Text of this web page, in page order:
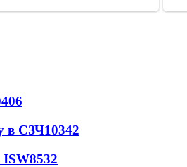
в СЗЧ10342
ISW8532